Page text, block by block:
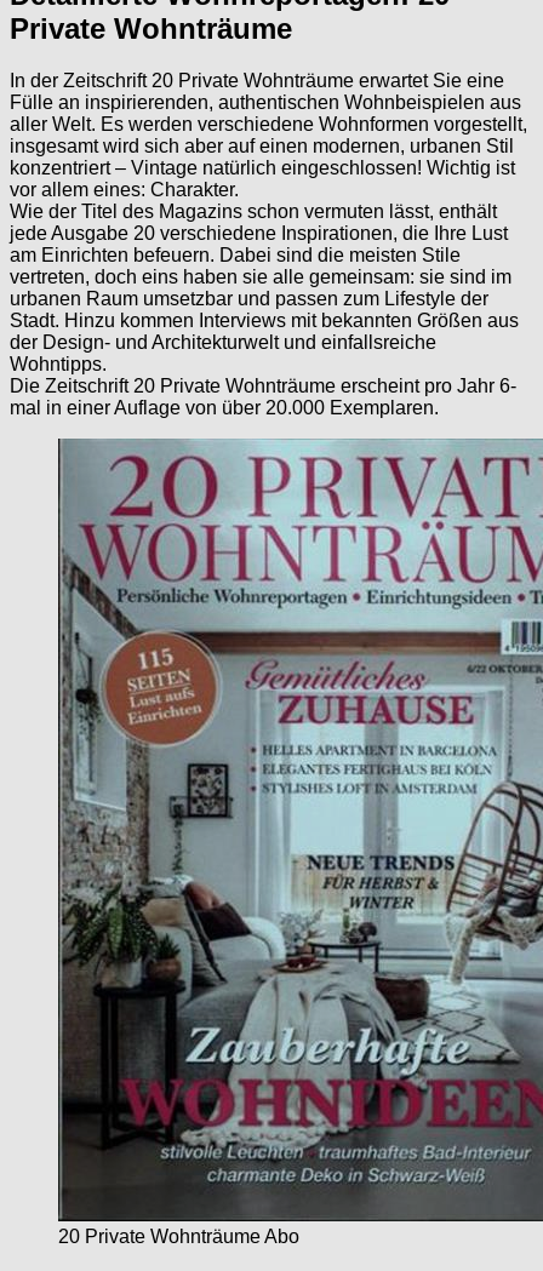
Private Wohnträume
In der Zeitschrift 20 Private Wohnträume erwartet Sie eine
Fülle an inspirierenden, authentischen Wohnbeispielen aus
aller Welt. Es werden verschiedene Wohnformen vorgestellt,
insgesamt wird sich aber auf einen modernen, urbanen Stil
konzentriert – Vintage natürlich eingeschlossen! Wichtig ist
vor allem eines: Charakter.
Wie der Titel des Magazins schon vermuten lässt, enthält
jede Ausgabe 20 verschiedene Inspirationen, die Ihre Lust
am Einrichten befeuern. Dabei sind die meisten Stile
vertreten, doch eins haben sie alle gemeinsam: sie sind im
urbanen Raum umsetzbar und passen zum Lifestyle der
Stadt. Hinzu kommen Interviews mit bekannten Größen aus
der Design- und Architekturwelt und einfallsreiche
Wohntipps.
Die Zeitschrift 20 Private Wohnträume erscheint pro Jahr 6-
mal in einer Auflage von über 20.000 Exemplaren.
20 Private Wohnträume Abo